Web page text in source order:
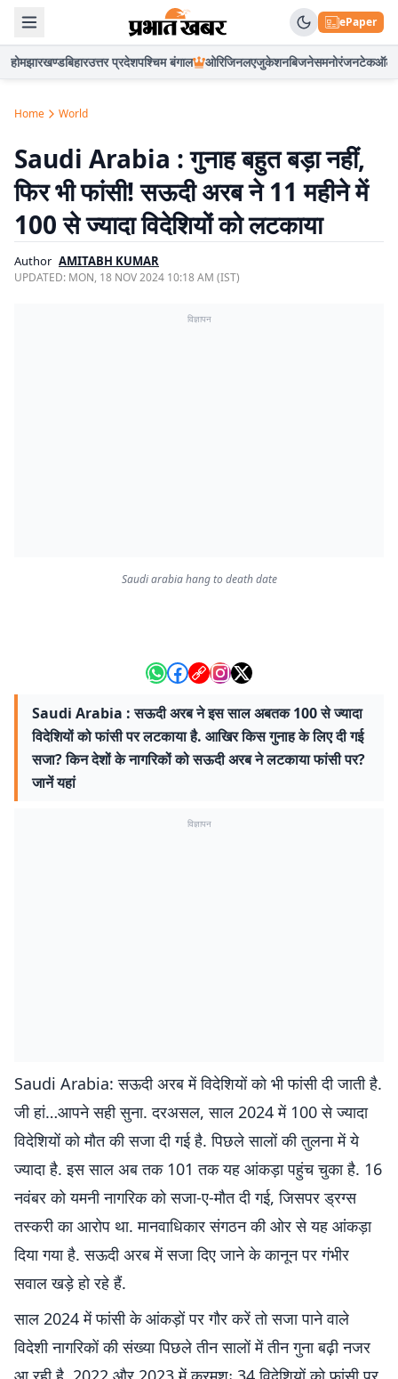
ePaper
होमझारखण्डबिहारउत्तर प्रदेशपश्चिम बंगाल ओरिजिनलएजुकेशनबिजनेसमनोरंजनटेकऑटो
Home World
Saudi Arabia : गुनाह बहुत बड़ा नहीं,
फिर भी फांसी! सऊदी अरब ने 11 महीने में
100 से ज्यादा विदेशियों को लटकाया
Author AMITABH KUMAR
UPDATED: MON, 18 NOV 2024 10:18 AM (IST)
विज्ञापन
Saudi arabia hang to death date
Saudi Arabia : सऊदी अरब ने इस साल अबतक 100 से ज्यादा
विदेशियों को फांसी पर लटकाया है. आखिर किस गुनाह के लिए दी गई
सजा? किन देशों के नागरिकों को सऊदी अरब ने लटकाया फांसी पर?
जानें यहां
विज्ञापन
Saudi Arabia: सऊदी अरब में विदेशियों को भी फांसी दी जाती है.
जी हां…आपने सही सुना. दरअसल, साल 2024 में 100 से ज्यादा
विदेशियों को मौत की सजा दी गई है. पिछले सालों की तुलना में ये
ज्यादा है. इस साल अब तक 101 तक यह आंकड़ा पहुंच चुका है. 16
नवंबर को यमनी नागरिक को सजा-ए-मौत दी गई, जिसपर ड्रग्स
तस्करी का आरोप था. मानवाधिकार संगठन की ओर से यह आंकड़ा
दिया गया है. सऊदी अरब में सजा दिए जाने के कानून पर गंभीर
सवाल खड़े हो रहे हैं.
साल 2024 में फांसी के आंकड़ों पर गौर करें तो सजा पाने वाले
विदेशी नागरिकों की संख्या पिछले तीन सालों में तीन गुना बढ़ी नजर